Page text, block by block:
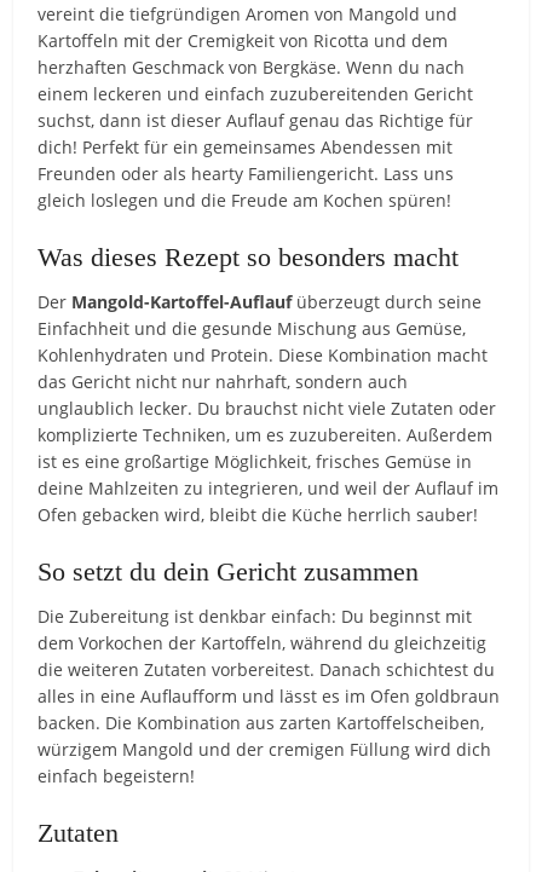
vereint die tiefgründigen Aromen von Mangold und
Kartoffeln mit der Cremigkeit von Ricotta und dem
herzhaften Geschmack von Bergkäse. Wenn du nach
einem leckeren und einfach zuzubereitenden Gericht
suchst, dann ist dieser Auflauf genau das Richtige für
dich! Perfekt für ein gemeinsames Abendessen mit
Freunden oder als hearty Familiengericht. Lass uns
gleich loslegen und die Freude am Kochen spüren!
Was dieses Rezept so besonders macht
Der Mangold-Kartoffel-Auflaufüberzeugt durch seine
Einfachheit und die gesunde Mischung aus Gemüse,
Kohlenhydraten und Protein. Diese Kombination macht
das Gericht nicht nur nahrhaft, sondern auch
unglaublich lecker. Du brauchst nicht viele Zutaten oder
komplizierte Techniken, um es zuzubereiten. Außerdem
ist es eine großartige Möglichkeit, frisches Gemüse in
deine Mahlzeiten zu integrieren, und weil der Auflauf im
Ofen gebacken wird, bleibt die Küche herrlich sauber!
So setzt du dein Gericht zusammen
Die Zubereitung ist denkbar einfach: Du beginnst mit
dem Vorkochen der Kartoffeln, während du gleichzeitig
die weiteren Zutaten vorbereitest. Danach schichtest du
alles in eine Auflaufform und lässt es im Ofen goldbraun
backen. Die Kombination aus zarten Kartoffelscheiben,
würzigem Mangold und der cremigen Füllung wird dich
einfach begeistern!
Zutaten